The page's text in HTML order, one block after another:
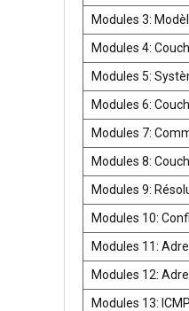
Modules 3:
Modules 4:
Modules 5:
Modules 6:
Modules 7:
Modules 8:
Modules 9:
Modules 10:
Modules 11:
Modules 12:
Modules 13: ICMP